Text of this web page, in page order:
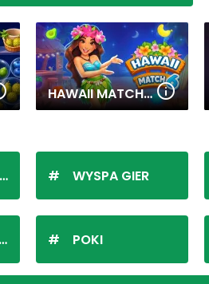
HAWAII MATCH 6
WYSPA GIER
POKI